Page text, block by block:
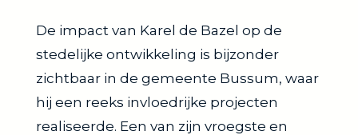
De impact van Karel de Bazel op de
stedelijke ontwikkeling is bijzonder
zichtbaar in de gemeente Bussum, waar
hij een reeks invloedrijke projecten
realiseerde. Een van zijn vroegste en